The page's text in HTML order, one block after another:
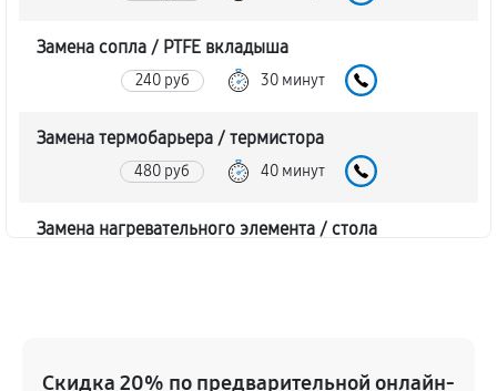
Замена сопла / PTFE вкладыша
240 руб 30 минут
Замена термобарьера / термистора
480 руб 40 минут
Замена нагревательного элемента / стола
Скидка 20% по предварительной онлайн-